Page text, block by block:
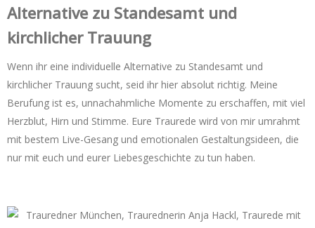
Alternative zu Standesamt und
kirchlicher Trauung
Wenn ihr eine individuelle Alternative zu Standesamt und
kirchlicher Trauung sucht, seid ihr hier absolut richtig. Meine
Berufung ist es, unnachahmliche Momente zu erschaffen, mit viel
Herzblut, Hirn und Stimme. Eure Traurede wird von mir umrahmt
mit bestem Live-Gesang und emotionalen Gestaltungsideen, die
nur mit euch und eurer Liebesgeschichte zu tun haben.